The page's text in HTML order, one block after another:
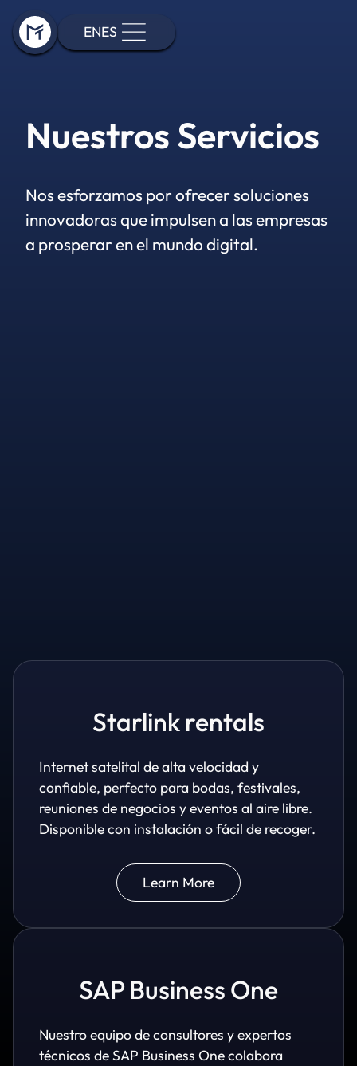
ENES
Nuestros Servicios
Nos esforzamos por ofrecer soluciones
innovadoras que impulsen a las empresas
a prosperar en el mundo digital.
Starlink rentals
Internet satelital de alta velocidad y
confiable, perfecto para bodas, festivales,
reuniones de negocios y eventos al aire libre.
Disponible con instalación o fácil de recoger.
Learn More
SAP Business One
Nuestro equipo de consultores y expertos
técnicos de SAP Business One colabora